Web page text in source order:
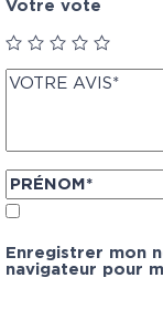
Votre vote
Enregistrer mon
navigateur pour